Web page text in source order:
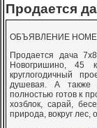
Продается
ОБЪЯВЛЕНИЕ
Продается дача
Новогришино, 45
круглогодичный
душевая. А также
полностью готов к
хозблок, сарай,
природа, вокруг лес,